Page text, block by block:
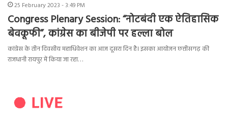
25 February 2023 - 3:49 PM
Congress Plenary Session: “नोटबंदी एक ऐतिहासिक
बेवकूफी”, कांग्रेस का बीजेपी पर हल्ला बोल
कांग्रेस के तीन दिवसीय महाधिवेशन का आज दूसरा दिन है। इसका आयोजन छत्तीसगढ़ की
राजधानी रायपुर में किया जा रहा…